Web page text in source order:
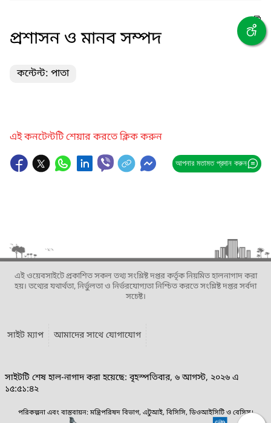
প্রশাসন ও মানব সম্পদ
কন্টেন্ট: পাতা
এই কনটেন্টটি শেয়ার করতে ক্লিক করুন
আপনার মতামত প্রদান করুন
এই ওয়েবসাইটে প্রকাশিত সকল তথ্য সংশ্লিষ্ট দপ্তর কর্তৃক নিয়মিত হালনাগাদ করা
হয়। তথ্যের যথার্থতা, নির্ভুলতা ও নির্ভরযোগ্যতা নিশ্চিত করতে সংশ্লিষ্ট দপ্তর সর্বদা
সচেষ্ট।
সাইট ম্যাপ আমাদের সাথে যোগাযোগ
সাইটটি শেষ হাল-নাগাদ করা হয়েছে: বৃহস্পতিবার, ৬ আগস্ট, ২০২৬ এ
১৫:৫১:৪২
পরিকল্পনা এবং বাস্তবায়ন: মন্ত্রিপরিষদ বিভাগ, এটুআই, বিসিসি, ডিওআইসিটি ও বেসিস।